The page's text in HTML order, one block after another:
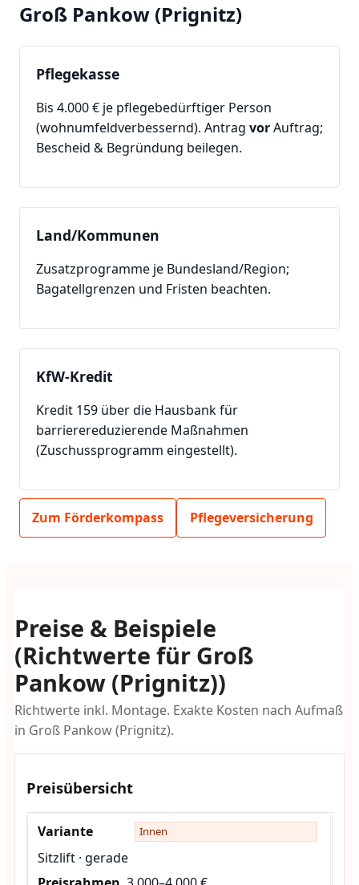
Groß Pankow (Prignitz)
Pflegekasse
Bis 4.000 € je pflegebedürftiger Person
(wohnumfeldverbessernd). Antrag vorAuftrag;
Bescheid & Begründung beilegen.
Land/Kommunen
Zusatzprogramme je Bundesland/Region;
Bagatellgrenzen und Fristen beachten.
KfW-Kredit
Kredit 159 über die Hausbank für
barrierereduzierende Maßnahmen
(Zuschussprogramm eingestellt).
Zum Förderkompass Pflegeversicherung
Preise & Beispiele
(Richtwerte für Groß
Pankow (Prignitz))
Richtwerte inkl. Montage. Exakte Kosten nach Aufmaß
in Groß Pankow (Prignitz).
Preisübersicht
Innen
Sitzlift · gerade